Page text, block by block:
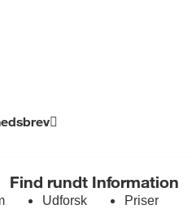
Find rundt
Udforsk
Information
Priser